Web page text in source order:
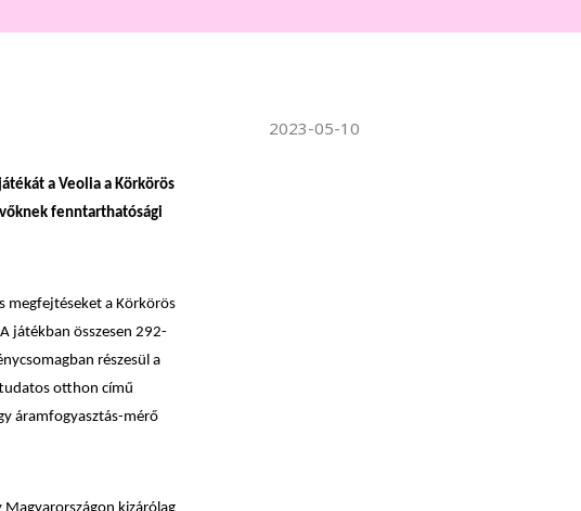
2023-05-10
a Veolia a Körkörös
fenntarthatósági
megfejtéseket a Körkörös
játékban összesen 292-
részesül a
otthon című
áramfogyasztás-mérő